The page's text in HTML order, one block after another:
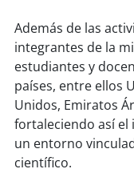
Además de las
integrantes de la
estudiantes y
países, entre ellos
Unidos, Emiratos
fortaleciendo así
un entorno
científico.